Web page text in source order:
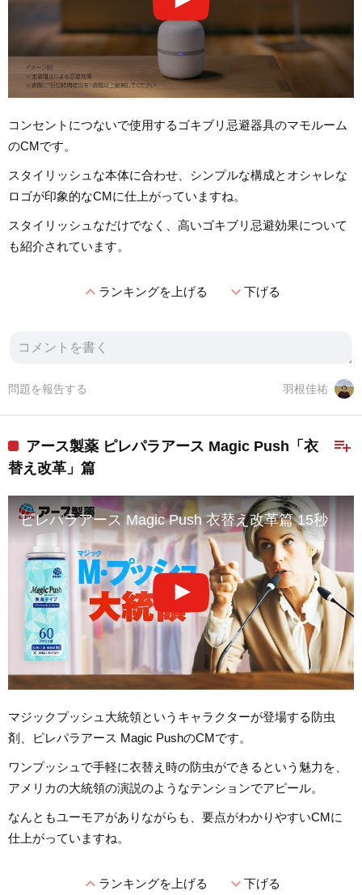
コンセントにつないで使用するゴキブリ忌避器具のマモルーム
のCMです。
スタイリッシュな本体に合わせ、シンプルな構成とオシャレな
ロゴが印象的なCMに仕上がっていますね。
スタイリッシュなだけでなく、高いゴキブリ忌避効果について
も紹介されています。
expand_lessランキングを上げる expand_more下げる
羽根佳祐
問題を報告する
playlist_add
アース製薬 ピレパラアース Magic Push「衣
替え改革」篇
ピレパラアース Magic Push 衣替え改革篇 15秒
マジックプッシュ大統領というキャラクターが登場する防虫
剤、ピレパラアース Magic PushのCMです。
ワンプッシュで手軽に衣替え時の防虫ができるという魅力を、
アメリカの大統領の演説のようなテンションでアピール。
なんともユーモアがありながらも、要点がわかりやすいCMに
仕上がっていますね。
expand_lessランキングを上げる expand_more下げる